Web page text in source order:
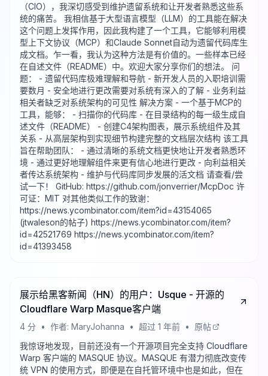
（CIO），我深切感受到维护遗留系统和让开发者熟悉这些系
统的痛苦。 我相信基于大型语言模型（LLM）的工具能在解决
这个问题上发挥作用，因此我构建了一个工具，它能够利用模
型上下文协议（MCP）和Claude Sonnet自动为遗留代码库生
成文档。乍一看，我认为这种方法是有价值的。一些样本已经
在自述文件（README）中。欢迎大家分享你们的想法。 问
题： - 遗留代码库极难理解和导航 - 新开发人员的入职培训需
要数月 - 安全地进行更改需要对系统有深入的了解 - 业务利益
相关者缺乏对系统架构的可见性 解决方案 - 一个基于MCP的
工具，能够： - 扫描你的代码库 - 在目录结构的每一级生成自
述文件（README） - 创建C4架构图表，展示系统组件及其
关系 - 从高层架构到实现细节构建完整的文档层次结构 该工具
旨在帮助团队： - 通过清晰的系统文档更快地让开发者熟悉环
境 - 通过更好地理解组件来更有信心地进行更改 - 向利益相关
者传达系统架构 - 维护与代码库同步发展的活文档 请查看/尝
试一下！ GitHub: https://github.com/jonverrier/McpDoc 许
可证：MIT 对其他类似工作的致谢：
https://news.ycombinator.com/item?id=43154065
(jtwaleson的帖子) https://news.ycombinator.com/item?
id=42521769 https://news.ycombinator.com/item?
id=41393458
展示给黑客新闻（HN）的用户：Usque - 开源的
Cloudflare Warp Masque客户端
4 分 • 作者: MaryJohanna • 超过 1 年前 •
原帖
我惊讶地发现，目前还没有一个开源项目完全支持 Cloudflare
Warp 客户端的 MASQUE 协议。MASQUE 有潜力彻底改变传
统 VPN 的使用方式，即便是在自托管环境中也是如此，但在